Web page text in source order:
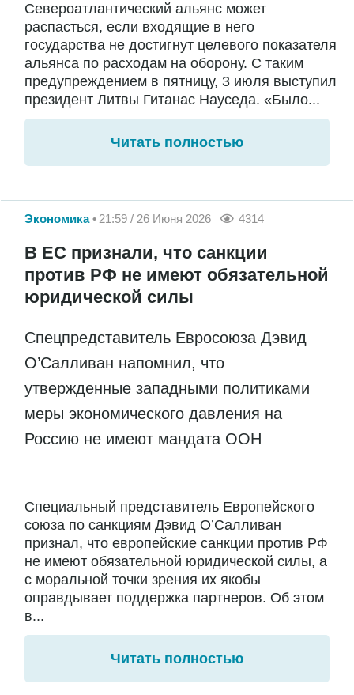
Североатлантический альянс может
распасться, если входящие в него
государства не достигнут целевого показателя
альянса по расходам на оборону. С таким
предупреждением в пятницу, 3 июля выступил
президент Литвы Гитанас Науседа. «Было...
Читать полностью
Экономика 21:59 / 26 Июня 2026 4314
В ЕС признали, что санкции
против РФ не имеют обязательной
юридической силы
Спецпредставитель Евросоюза Дэвид
О’Салливан напомнил, что
утвержденные западными политиками
меры экономического давления на
Россию не имеют мандата ООН
Специальный представитель Европейского
союза по санкциям Дэвид О’Салливан
признал, что европейские санкции против РФ
не имеют обязательной юридической силы, а
с моральной точки зрения их якобы
оправдывает поддержка партнеров. Об этом
в...
Читать полностью